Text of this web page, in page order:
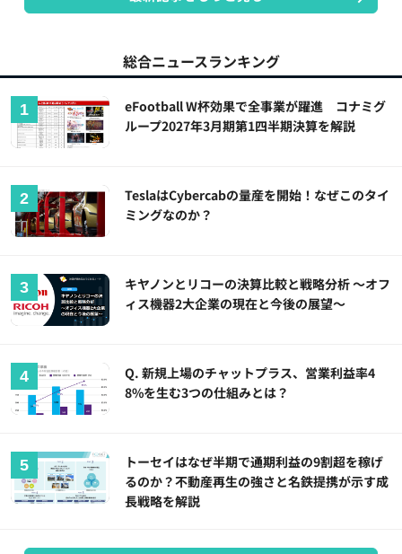
総合ニュースランキング
eFootball W杯効果で全事業が躍進 コナミグ
ループ2027年3月期第1四半期決算を解説
TeslaはCybercabの量産を開始！なぜこのタイ
ミングなのか？
キヤノンとリコーの決算比較と戦略分析 ～オフ
ィス機器2大企業の現在と今後の展望～
Q. 新規上場のチャットプラス、営業利益率4
8%を生む3つの仕組みとは？
トーセイはなぜ半期で通期利益の9割超を稼げ
るのか？不動産再生の強さと名鉄提携が示す成
長戦略を解説